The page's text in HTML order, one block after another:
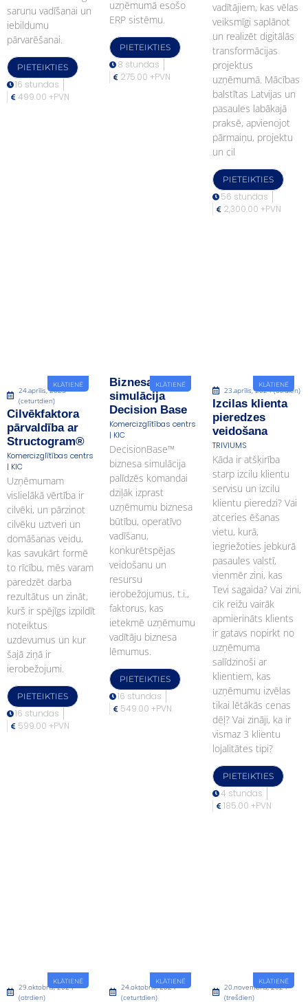
sarunu vadīšanai un
iebildumu
pārvarēšanai.
PIETEIKTIES
16 stundas
499.00 +PVN
uzņēmumā esošo
ERP sistēmu.
PIETEIKTIES
8 stundas
275.00 +PVN
vadītājiem, kas vēlas
veiksmīgi saplānot
un realizēt digitālās
transformācijas
projektus
uzņēmumā. Mācības
balstītas Latvijas un
pasaules labākajā
praksē, apvienojot
pārmaiņu, projektu
un cil
PIETEIKTIES
56 stundas
2,300.00 +PVN
KLĀTIENĒ
24.aprīlis, 2025
(ceturtdien)
Cilvēkfaktora
pārvaldība ar
Structogram®
Komercizglītības centrs
| KIC
Uzņēmumam
vislielākā vērtība ir
cilvēki, un pārzinot
cilvēku uztveri un
domāšanas veidu,
kas savukārt formē
to rīcību, mēs varam
paredzēt darba
rezultātus un zināt,
kurš ir spējīgs izpildīt
noteiktus
uzdevumus un kur
šajā ziņā ir
ierobežojumi.
PIETEIKTIES
16 stundas
599.00 +PVN
KLĀTIENĒ
Biznesa
simulācija
Decision Base
Komercizglītības centrs
| KIC
DecisionBase™
biznesa simulācija
palīdzēs komandai
dziļāk izprast
uzņēmumu biznesa
būtību, operatīvo
vadīšanu,
konkurētspējas
veidošanu un
resursu
ierobežojumus, t.i.,
faktorus, kas
ietekmē uzņēmumu
vadītāju biznesa
lēmumus.
PIETEIKTIES
16 stundas
549.00 +PVN
KLĀTIENĒ
23.aprīlis, 2024 (otrdien)
Izcilas klienta ​
pieredzes
veidošana
TRIVIUMS
Kāda ir atšķirība
starp izcilu klientu
servisu un izcilu
klientu pieredzi? ​ Vai
atceries ēšanas
vietu, kurā,
iegriežoties jebkurā
pasaules valstī,
vienmēr zini, kas
Tevi sagaida? ​ Vai zini,
cik reižu vairāk
apmierināts klients
ir gatavs nopirkt no
uzņēmuma
salīdzinoši ar
klientiem, kas
uzņēmumu izvēlas
tikai lētākās cenas
dēļ? ​ Vai zināji, ka ir
vismaz 3 klientu
lojalitātes tipi?​
PIETEIKTIES
4 stundas
185.00 +PVN
KLĀTIENĒ
29.oktobris, 2024
(otrdien)
KLĀTIENĒ
24.oktobris, 2024
(ceturtdien)
KLĀTIENĒ
20.novembris, 2024
(trešdien)